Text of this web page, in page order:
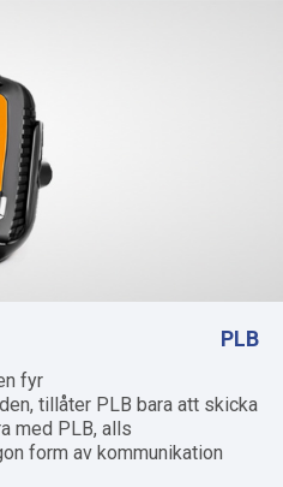
PLB
fyr.
tillåter PLB bara att skicka
med PLB, alls!
form av kommunikation.